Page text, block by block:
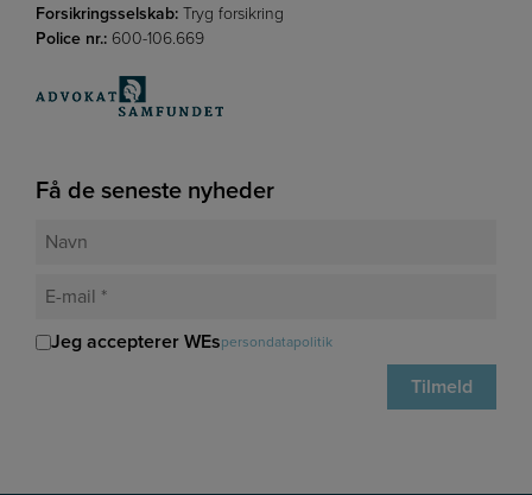
Forsikringsselskab:Tryg forsikring
Police nr.: 600-106.669
Få de seneste nyheder
Jeg accepterer WEspersondatapolitik